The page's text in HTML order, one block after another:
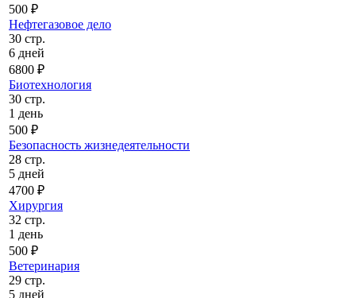
500 ₽
Нефтегазовое дело
30 стр.
6 дней
6800 ₽
Биотехнология
30 стр.
1 день
500 ₽
Безопасность жизнедеятельности
28 стр.
5 дней
4700 ₽
Хирургия
32 стр.
1 день
500 ₽
Ветеринария
29 стр.
5 дней